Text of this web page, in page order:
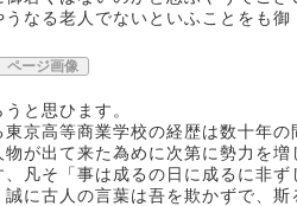
うなる老人でないといふことをも御
ページ画像
と思ひます。
京高等商業学校の経歴は数十年
物が出て来た為めに次第に勢力を
、凡そ「事は成るの日に成るに非
誠に古人の言葉は吾を欺かずで、